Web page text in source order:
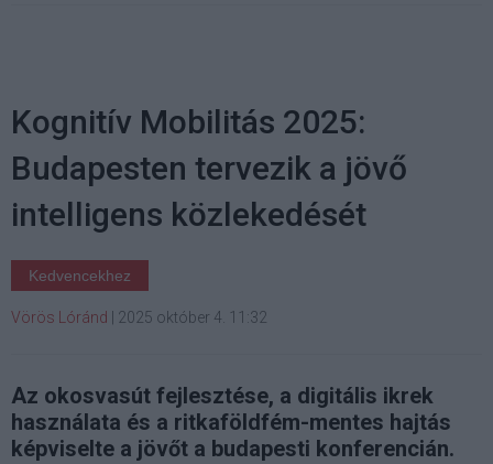
Kognitív Mobilitás 2025:
Budapesten tervezik a jövő
intelligens közlekedését
Kedvencekhez
Vörös Lóránd 2025 október 4. 11:32
Az okosvasút fejlesztése, a digitális ikrek
használata és a ritkaföldfém-mentes hajtás
képviselte a jövőt a budapesti konferencián.